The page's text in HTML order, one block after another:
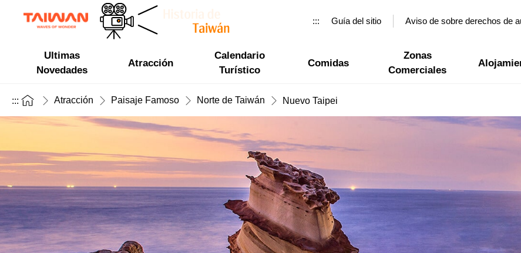
::: Guía del sitio Aviso de sobre derechos de
Ultimas
Novedades
Atracción
Calendario
Turístico
Comidas
Zonas
Comerciales
::: Atracción Paisaje Famoso Norte de Taiwán Nuevo Taipei